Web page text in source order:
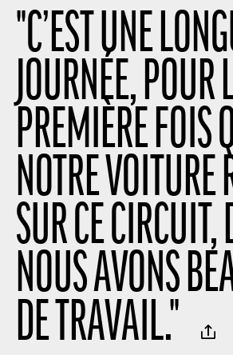
"C’EST UNE
JOURNÉE, POUR
PREMIÈRE FOIS
NOTRE VOITURE
SUR CE CIRCUIT,
NOUS AVONS
DE TRAVAIL."